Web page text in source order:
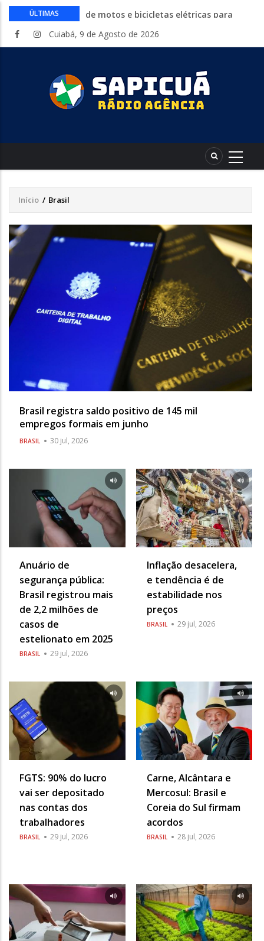
ÚLTIMAS
Circuito Fazenda Rosa estreia na
atividades do agronegócio
sexta-feira
Começa nesta sexta-feira em Cuiabá o
Mato Grosso AgroFestival, com rodeio e
crimes digitais contra menores
CAIXA e iFood facilitam financiamento
entregadores
Cuiabá, 9 de Agosto de 2026
Trilha
de
navegação
Início / Brasil
Brasil registra saldo positivo de 145 mil
empregos formais em junho
BRASIL 30 jul, 2026
Anuário de
segurança pública:
Brasil registrou mais
de 2,2 milhões de
casos de
estelionato em 2025
BRASIL 29 jul, 2026
Inflação desacelera,
e tendência é de
estabilidade nos
preços
BRASIL 29 jul, 2026
FGTS: 90% do lucro
vai ser depositado
nas contas dos
trabalhadores
BRASIL 29 jul, 2026
Carne, Alcântara e
Mercosul: Brasil e
Coreia do Sul firmam
acordos
BRASIL 28 jul, 2026